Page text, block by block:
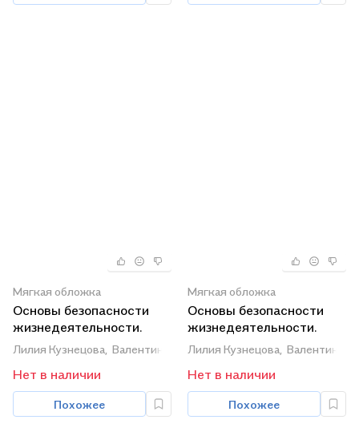
Мягкая обложка
Основы безопасности
жизнедеятельности.
Рабочая тетрадь. 2
Лилия Кузнецова, Валентина Маевская
Нет в наличии
Похожее
Мягкая обложка
Основы безопасности
жизнедеятельности.
Рабочая тетрадь. 4
Лилия Кузнецова, Валентина
Нет в наличии
Похожее